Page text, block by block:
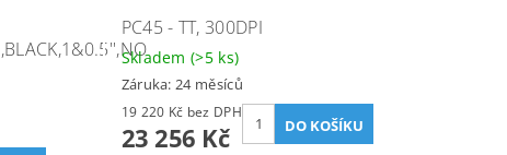
PC45 - TT, 300DPI
Skladem(>5 ks)
Záruka: 24 měsíců
19 220 Kč bez DPH
23 256 Kč